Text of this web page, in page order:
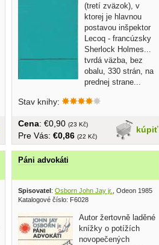
(tretí zväzok), v
ktorej je hlavnou
postavou inšpektor
Lecoq - francúzsky
Sherlock Holmes...
tvrdá väzba, bez
obalu, 330 strán, na
prednej strane...
Stav knihy:
kúpiť
Cena: €0,90 (23 Kč)
Pre Vás: €0,86 (22 Kč)
Páni advokáti
Spisovatel : Osborn John Jay jr.
, Odeon 1985
Katalogové číslo: F6028
Autor žertovně laděné
knížky o potížích
novopečených